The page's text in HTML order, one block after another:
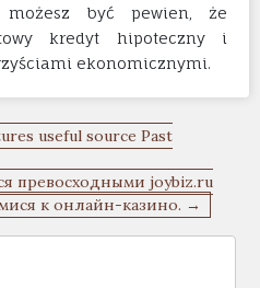
możesz być pewien, że
kredyt hipoteczny i
ekonomicznymi.
useful source Past
превосходными joybiz.ru
к онлайн-казино. →